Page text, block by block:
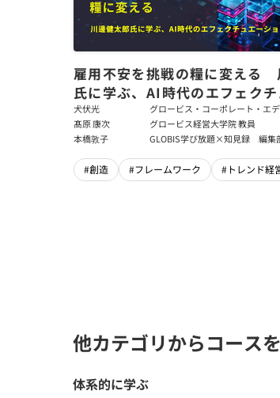
雇用不安を挑戦の糧に変える
氏に学ぶ、AI時代のエフェク
ン
犬伏光
グロービス・コーポレート・エデ
ポレート・ソリューション・チー
髙原 康次
グロービス経営大学院 教員
本橋敦子
GLOBIS学び放題×知見録 編集
#創造 #フレームワーク #トレンド経
他カテゴリからコース
体系的に学ぶ